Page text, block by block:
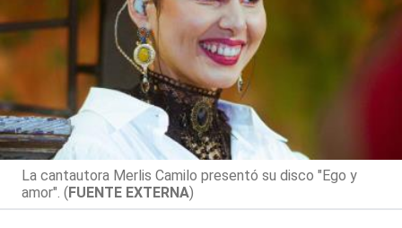
La cantautora Merlis Camilo presentó su disco "Ego y
amor". (FUENTE EXTERNA)